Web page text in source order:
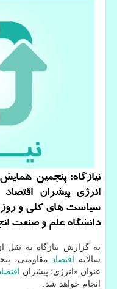
نیازگاه: پنجمین
انرژی پیشران اقتصاد
دانشگاه علم و صنعت
به گزارش نیازگاه به نقل
سالانه
اقتصاد مقاومتی،
عنوان «انرژی؛ پیشران
انجام خواهد شد.